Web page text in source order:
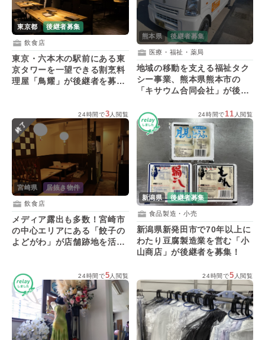
東京都 後継者募集
飲食店
東京・六本木の駅前にある東
京タワーを一望できる割烹料
理屋「鳥耀」が後継者を募
熊本県 後継者募集
医療・福祉・薬局
地域の移動を支える福祉タク
シー事業、熊本県熊本市の
「キサウム合同会社」が後継
24時間で3 人閲覧
終了
宮崎県 居抜き物件
飲食店
メディア露出も多数！宮崎市
の中心エリアにある「餃子の
よどがわ」が店舗跡地を活用
24時間で11 人閲覧
新潟県 後継者募集
食品製造・小売
新潟県新発田市で70年以上に
わたり豆腐製造業を営む「小
山商店」が後継者を募集！
24時間で5 人閲覧 24時間で5 人閲覧